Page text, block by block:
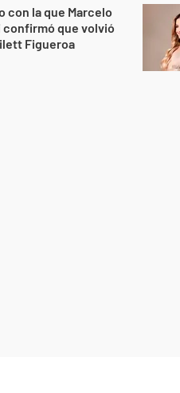
con la que Marcelo
confirmó que volvió
Figueroa